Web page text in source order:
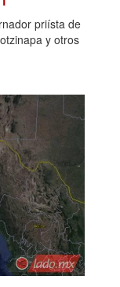
priísta de
y otros